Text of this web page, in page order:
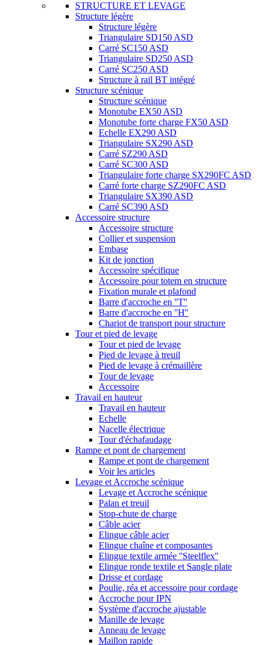
STRUCTURE ET LEVAGE
Structure légère
Structure légère
Triangulaire SD150 ASD
Carré SC150 ASD
Triangulaire SD250 ASD
Carré SC250 ASD
Structure à rail BT intégré
Structure scénique
Structure scénique
Monotube EX50 ASD
Monotube forte charge FX50 ASD
Echelle EX290 ASD
Triangulaire SX290 ASD
Carré SZ290 ASD
Carré SC300 ASD
Triangulaire forte charge SX290FC ASD
Carré forte charge SZ290FC ASD
Triangulaire SX390 ASD
Carré SC390 ASD
Accessoire structure
Accessoire structure
Collier et suspension
Embase
Kit de jonction
Accessoire spécifique
Accessoire pour totem en structure
Fixation murale et plafond
Barre d'accroche en ''T''
Barre d'accroche en ''H''
Chariot de transport pour structure
Tour et pied de levage
Tour et pied de levage
Pied de levage à treuil
Pied de levage à crémaillère
Tour de levage
Accessoire
Travail en hauteur
Travail en hauteur
Echelle
Nacelle électrique
Tour d'échafaudage
Rampe et pont de chargement
Rampe et pont de chargement
Voir les articles
Levage et Accroche scénique
Levage et Accroche scénique
Palan et treuil
Stop-chute de charge
Câble acier
Elingue câble acier
Elingue chaîne et composantes
Elingue textile armée ''Steelflex''
Elingue ronde textile et Sangle plate
Drisse et cordage
Poulie, réa et accessoire pour cordage
Accroche pour IPN
Système d'accroche ajustable
Manille de levage
Anneau de levage
Maillon rapide